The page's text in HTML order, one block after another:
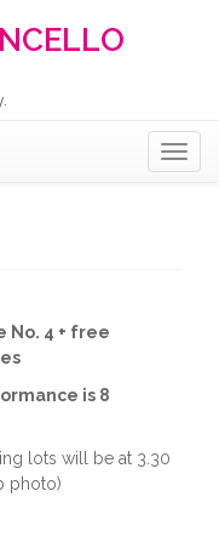
No. 4 + free
is 8
lots will be at 3.30
photo)